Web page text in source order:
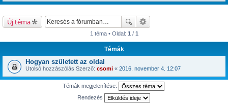
Új téma
1 téma • Oldal: 1 / 1
Témák
Hogyan született az oldal
Utolsó hozzászólás Szerző: csomi « 2016. november 4. 12:07
Témák megjelenítése:
Rendezés